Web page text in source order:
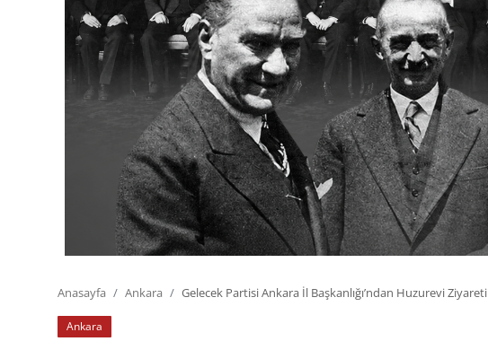
Sivil Toplum Kuruluşları
Kamu Kurumları ve Üst Kurullar
Anasayfa Ankara Gelecek Partisi Ankara İl Başkanlığı’ndan Huzurevi Ziyareti
Ankara